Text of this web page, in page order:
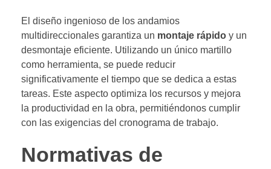
El diseño ingenioso de los andamios
multidireccionales garantiza un montaje rápido y un
desmontaje eficiente. Utilizando un único martillo
como herramienta, se puede reducir
significativamente el tiempo que se dedica a estas
tareas. Este aspecto optimiza los recursos y mejora
la productividad en la obra, permitiéndonos cumplir
con las exigencias del cronograma de trabajo.
Normativas de